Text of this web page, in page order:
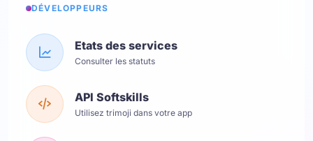
DÉVELOPPEURS
Etats des services
Consulter les statuts
API Softskills
Utilisez trimoji dans votre app